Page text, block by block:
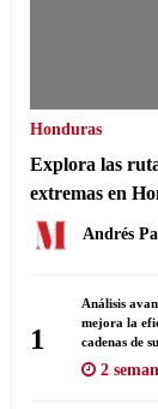
Honduras
Explora las
extremas en
Andrés
1
Análisis
mejora la
cadenas de
hondureñas
2